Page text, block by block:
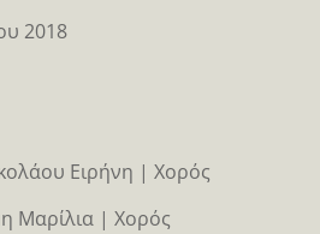
2018
Ειρήνη | Χορός
Μαρίλια | Χορός